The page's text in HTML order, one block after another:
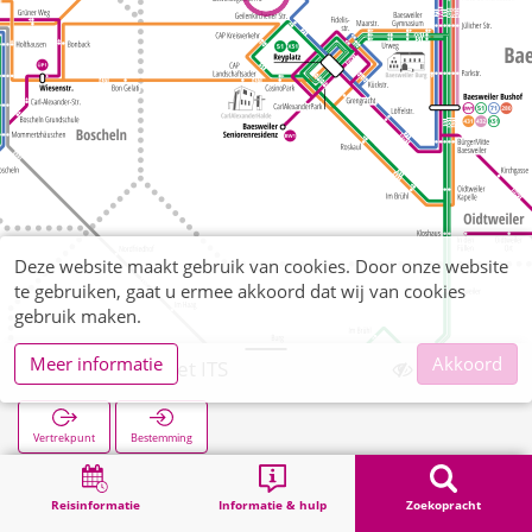
Reisinformatie Informatie & hulp Zoekopracht
Gewerbegebiet ITS
Vertrekpunt Bestemming
Zoekopracht
Deze website maakt gebruik van cookies. Door onze website
te gebruiken, gaat u ermee akkoord dat wij van cookies
gebruik maken.
Meer informatie
Akkoord